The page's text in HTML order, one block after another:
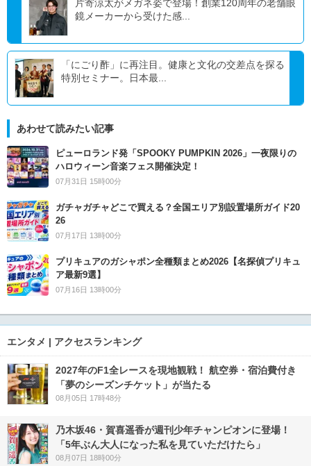
片寄涼太がメガネ姿で登場！創業120周年の老舗眼
鏡メーカーから受けた感...
「にごり酢」に再注目。健康と文化の交差点を探る
特別セミナー。日本最...
あわせて読みたい記事
ピューロランド発「SPOOKY PUMPKIN 2026」一夜限りの
ハロウィーン音楽フェス開催決定！
07月31日 15時00分
ガチャガチャどこで買える？全国エリア別設置場所ガイド20
26
07月17日 13時00分
プリキュアのガシャポン全種類まとめ2026【名探偵プリキュ
ア最新9選】
07月16日 13時00分
エンタメ | アクセスランキング
2027年のF1全レースを現地観戦！ 航空券・宿泊費付き
「夢のシーズンチケット」が当たる
08月05日 17時48分
乃木坂46・賀喜遥香が週刊少年チャンピオンに登場！
「5年ぶん大人になった私を見ていただけたら」
08月07日 18時00分